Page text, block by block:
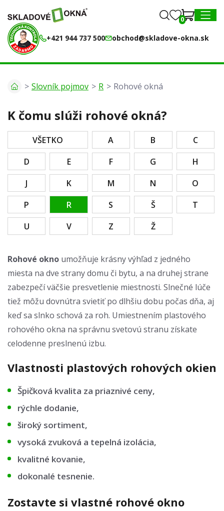
0
+421 944 737 500 obchod@skladove-okna.sk
0
Slovník pojmov R Rohové okná
K čomu slúži rohové okná?
VŠETKO A B
C
D
E F G
H
J
K M N
O
P
R S Š
T
U
V Z Ž
Rohové okno umožňuje krásny výhľad z jedného
miesta na dve strany domu či bytu, a na druhej strane
zabezpečí väčšie presvetlenie miestnosti. Slnečné lúče
tiež môžu dovnútra svietiť po dlhšiu dobu počas dňa, aj
keď sa slnko schová za roh. Umiestnením plastového
rohového okna na správnu svetovú stranu získate
celodenne preslnenú izbu.
Vlastnosti plastových rohových okien
Špičková kvalita za priaznivé ceny,
rýchle dodanie,
široký sortiment,
vysoká zvuková a tepelná izolácia,
kvalitné kovanie,
dokonalé tesnenie.
Zostavte si vlastné rohové okno